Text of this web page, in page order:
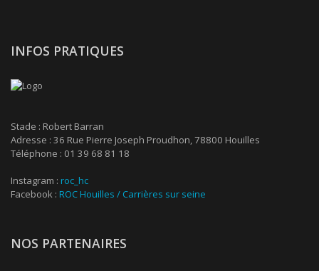
INFOS PRATIQUES
Stade : Robert Barran
Adresse : 36 Rue Pierre Joseph Proudhon, 78800 Houilles
Téléphone : 01 39 68 81 18
Instagram : roc_hc
Facebook : ROC Houilles / Carrières sur seine
NOS PARTENAIRES